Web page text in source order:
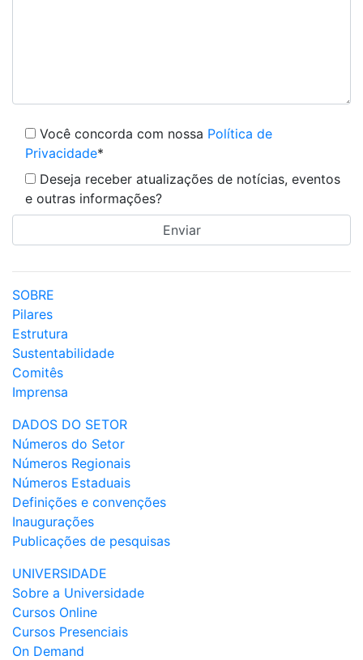
Você concorda com nossa Política de
Privacidade*
Deseja receber atualizações de notícias, eventos
e outras informações?
SOBRE
Pilares
Estrutura
Sustentabilidade
Comitês
Imprensa
DADOS DO SETOR
Números do Setor
Números Regionais
Números Estaduais
Definições e convenções
Inaugurações
Publicações de pesquisas
UNIVERSIDADE
Sobre a Universidade
Cursos Online
Cursos Presenciais
On Demand